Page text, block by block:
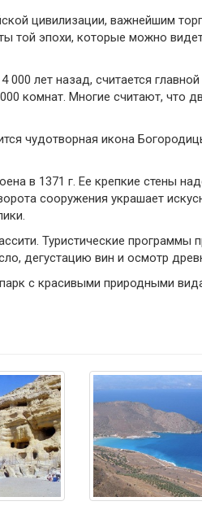
цивилизации, важнейшим
той эпохи, которые можно
лет назад, считается
комнат. Многие считают, что
чудотворная икона
в 1371 г. Ее крепкие стены
сооружения украшает
Туристические
дегустацию вин и осмотр
с красивыми природными